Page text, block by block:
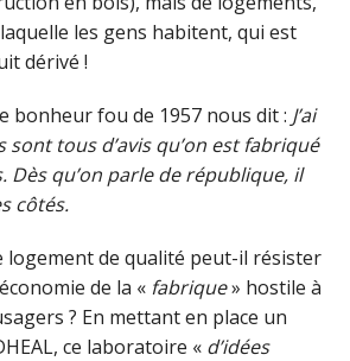
les gens habitent, qui est
dérivé !
bonheur fou de 1957 nous dit : J’ai
sont tous d’avis qu’on est fabriqué
Dès qu’on parle de république, il
côtés.
logement de qualité peut-il résister
de la « fabrique» hostile à
? En mettant en place un
ce laboratoire « d’idées